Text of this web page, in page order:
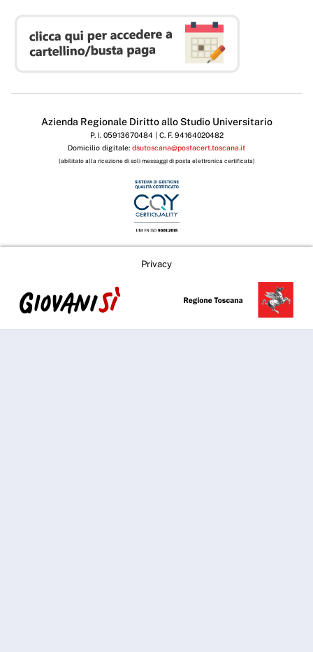
Azienda Regionale Diritto allo Studio Universitario
P. I. 05913670484 | C. F. 94164020482
Domicilio digitale: dsutoscana@postacert.toscana.it
(abilitato alla ricezione di soli messaggi di posta elettronica certificata)
Privacy